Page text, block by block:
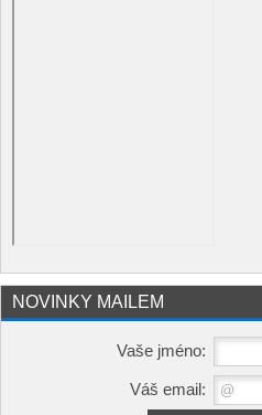
NOVINKY MAILEM
Vaše jméno:
Váš email: